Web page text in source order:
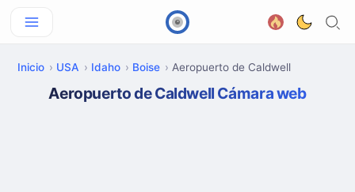
Inicio USA Idaho Boise Aeropuerto de Caldwell
Aeropuerto de Caldwell Cámara web